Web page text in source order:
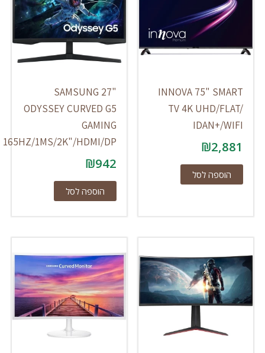
INNOVA 75" SMART
TV 4K UHD/FLAT/
IDAN+/WIFI
₪2,881
הוספה לסל
SAMSUNG 27"
ODYSSEY CURVED G5
GAMING
165HZ/1MS/2K"/HDMI/DP
₪942
הוספה לסל